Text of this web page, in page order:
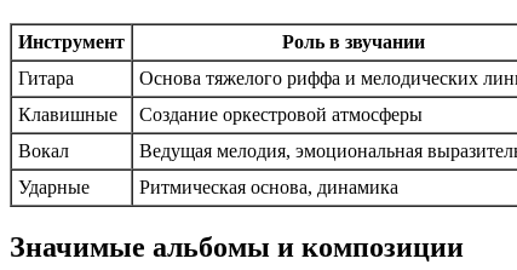
Инструмент Роль в звучании
Гитара
Основа тяжелого риффа и мелодических
Клавишные
Создание оркестровой атмосферы
Вокал
Ведущая мелодия, эмоциональная
Ударные
Ритмическая основа, динамика
Значимые альбомы и композиции